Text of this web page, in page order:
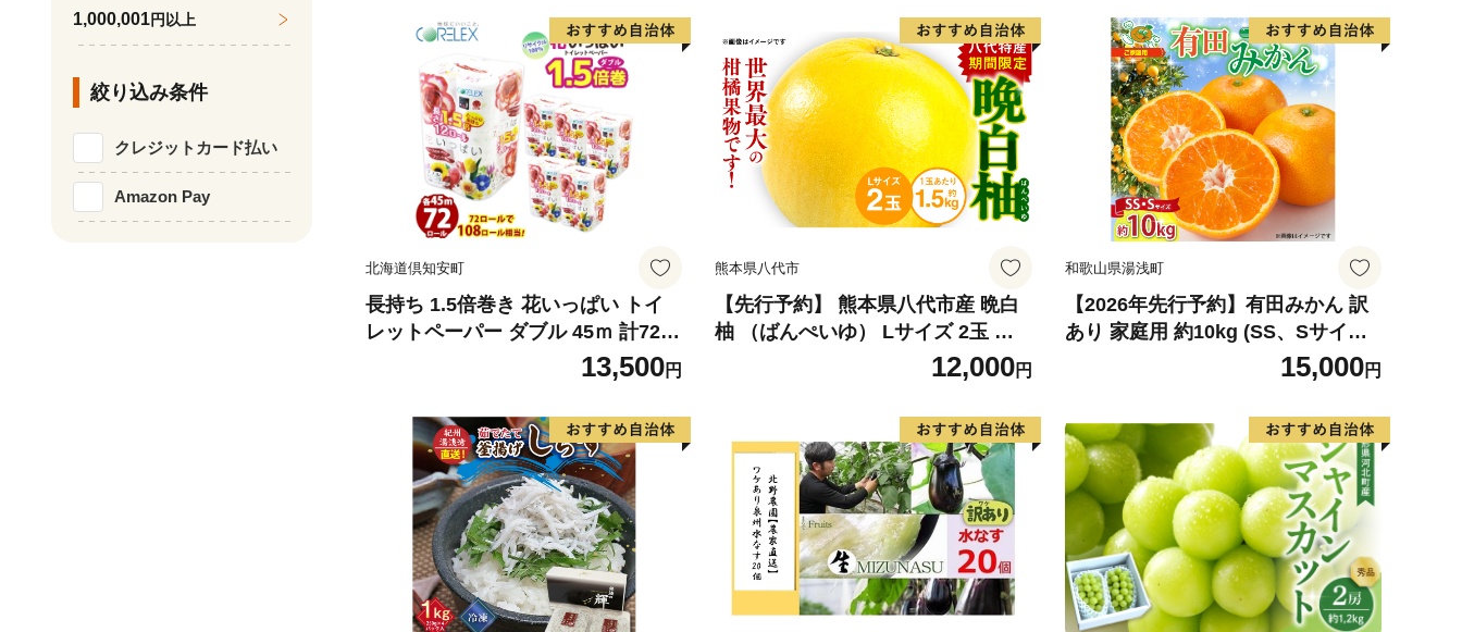
ーツ 果物 【 Nini farm 農家 直送 】
北海道倶知安町
長持ち 1.5倍巻き 花いっぱい トイ
レットペーパー ダブル 45ｍ 計72ロ
ール 全18種 花柄 プリント ハーブ
香り付き 日本製 まとめ買い 防災 常
備品 ペーパー エコ 日用雑貨 消耗品
備蓄 送料無料 北海道 倶知安町 日用
13,500円
熊本県八代市
【先行予約】 熊本県八代市産 晩白
柚 （ばんぺいゆ） Lサイズ 2玉 柑
橘 みかん 果物 くだもの フルーツ
おやつ 特産 熊本県 八代市 【2026
年12月上旬より順次発送】
12,000円
和歌山県湯浅町
【2026年先行予約】有田みかん 訳
あり 家庭用 約10kg (SS、Sサイズ)
みかん 温州みかん フルーツ 柑橘 果
物 果実 ジューシー 人気 国産 食べ
物 和歌山県 湯浅町 送料無料_ZJ60
98
15,000円
1,000,001円以上
絞り込み条件
クレジットカード払い
Amazon Pay